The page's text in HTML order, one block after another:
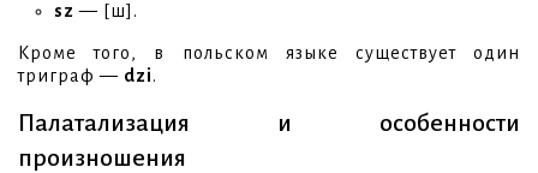
sz — [ш].
Кроме того, в польском языке существует один
триграф — dzi.
Палатализация и особенности
произношения